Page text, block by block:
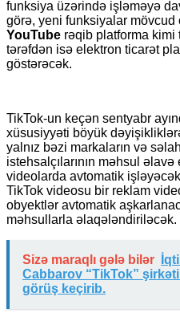
funksiya üzərində işləməyə
görə, yeni funksiyalar mövcud
YouTube rəqib platforma kimi
tərəfdən isə elektron ticarət
göstərəcək.
TikTok-un keçən sentyabr
xüsusiyyəti böyük
yalnız bəzi markaların və
istehsalçılarının məhsul
videolarda avtomatik
TikTok videosu bir reklam
obyektlər avtomatik
məhsullarla əlaqələndiriləcək.
Sizə maraqlı gələ bilər
Cabbarov “TikTok”
görüş keçirib.